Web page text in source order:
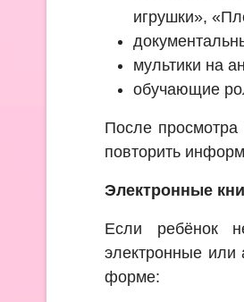
игрушки»,
мультики на
обучающие
После просмотра
повторить
Электронные
Если ребёнок
электронные или
форме: